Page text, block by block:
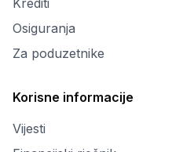
Krediti
Osiguranja
Za poduzetnike
Korisne informacije
Vijesti